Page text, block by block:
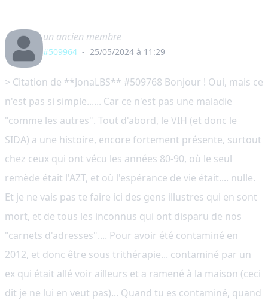
un ancien membre
#509964 - 25/05/2024 à 11:29
> Citation de **JonaLBS** #509768 Bonjour ! Oui, mais ce
n'est pas si simple...... Car ce n'est pas une maladie
"comme les autres". Tout d'abord, le VIH (et donc le
SIDA) a une histoire, encore fortement présente, surtout
chez ceux qui ont vécu les années 80-90, où le seul
remède était l'AZT, et où l'espérance de vie était.... nulle.
Et je ne vais pas te faire ici des gens illustres qui en sont
mort, et de tous les inconnus qui ont disparu de nos
"carnets d'adresses".... Pour avoir été contaminé en
2012, et donc être sous trithérapie... contaminé par un
ex qui était allé voir ailleurs et a ramené à la maison (ceci
dit je ne lui en veut pas)... Quand tu es contaminé, quand